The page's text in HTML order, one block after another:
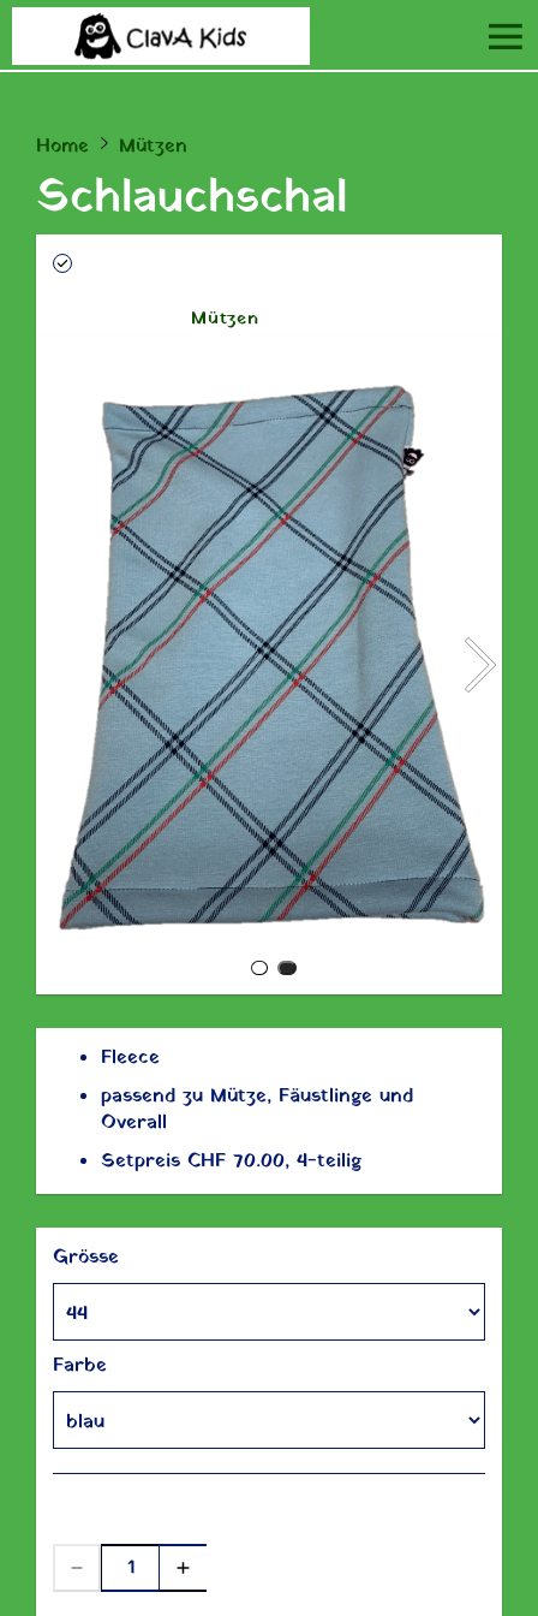
Home Mützen
Schlauchschal
Mützen
Fleece
passend zu Mütze, Fäustlinge und
Overall
Setpreis CHF 70.00, 4-teilig
Grösse
Farbe